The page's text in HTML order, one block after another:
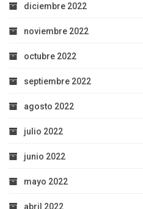
diciembre 2022
noviembre 2022
octubre 2022
septiembre 2022
agosto 2022
julio 2022
junio 2022
mayo 2022
abril 2022